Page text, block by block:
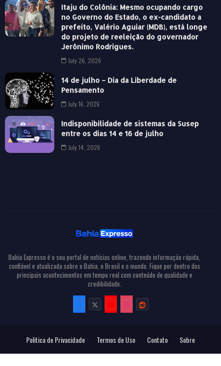
Itaju do Colônia: Mesmo ocupando cargo
no Governo do Estado, o ex-candidato a
prefeito, Valério Aguiar (MDB), está longe
do projeto de reeleição do governador
Jerônimo Rodrigues.
July 26, 2026
14 de julho – Dia da Liberdade de
Pensamento
July 16, 2026
Indisponibilidade de sistemas da Susep
entre os dias 14 e 16 de julho
July 14, 2026
Bahia Expresso é o seu portal de notícias online, trazendo informação rápida,
confiável e atualizada sobre a Bahia, o Brasil e o mundo. Fique por dentro dos
principais acontecimentos em tempo real com conteúdo de qualidade e
credibilidade.
Politica de Privacidade Termos de Uso Contato Sobre